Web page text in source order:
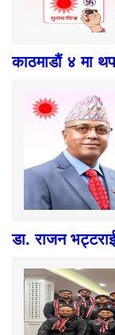
काठमाडौं ४ मा
डा. राजन